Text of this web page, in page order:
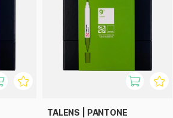
TALENS | PANTONE